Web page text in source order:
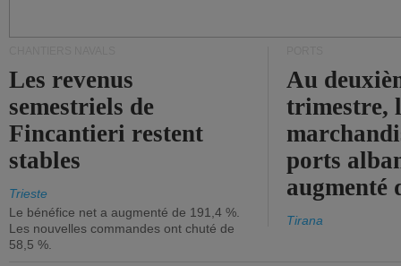
Les revenus
semestriels de
Fincantieri restent
stables
Trieste
Le bénéfice net a augmenté de 191,4 %.
Les nouvelles commandes ont chuté de
58,5 %.
Au
trimestre,
ports
augmenté
Tirana